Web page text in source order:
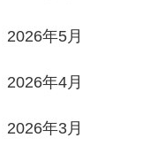
2026年5月
2026年4月
2026年3月